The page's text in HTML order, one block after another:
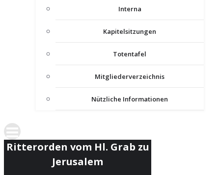
Interna
Kapitelsitzungen
Totentafel
Mitgliederverzeichnis
Nützliche Informationen
Ritterorden vom Hl. Grab zu
Jerusalem